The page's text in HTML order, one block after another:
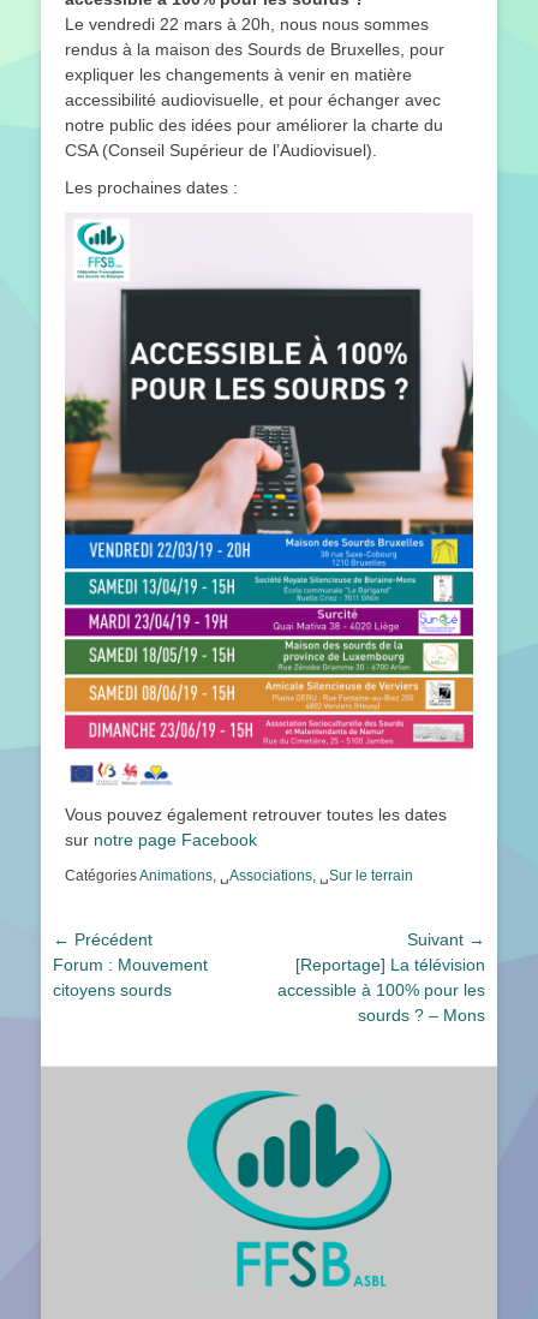
Le vendredi 22 mars à 20h, nous nous sommes
rendus à la maison des Sourds de Bruxelles, pour
expliquer les changements à venir en matière
accessibilité audiovisuelle, et pour échanger avec
notre public des idées pour améliorer la charte du
CSA (Conseil Supérieur de l’Audiovisuel).
Les prochaines dates :
Vous pouvez également retrouver toutes les dates
sur notre page Facebook
CatégoriesAnimations, ␣Associations, ␣Sur le terrain
Navigation
de
l’article
← Précédent
Article
précédent :
Forum : Mouvement
citoyens sourds
Suivant →
Article
suivant :
[Reportage] La télévision
accessible à 100% pour les
sourds ? – Mons